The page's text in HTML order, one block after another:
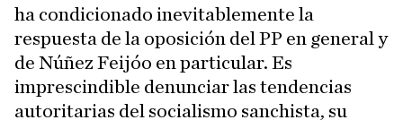
ha condicionado inevitablemente la
respuesta de la oposición del PP en general y
de Núñez Feijóo en particular. Es
imprescindible denunciar las tendencias
autoritarias del socialismo sanchista, su